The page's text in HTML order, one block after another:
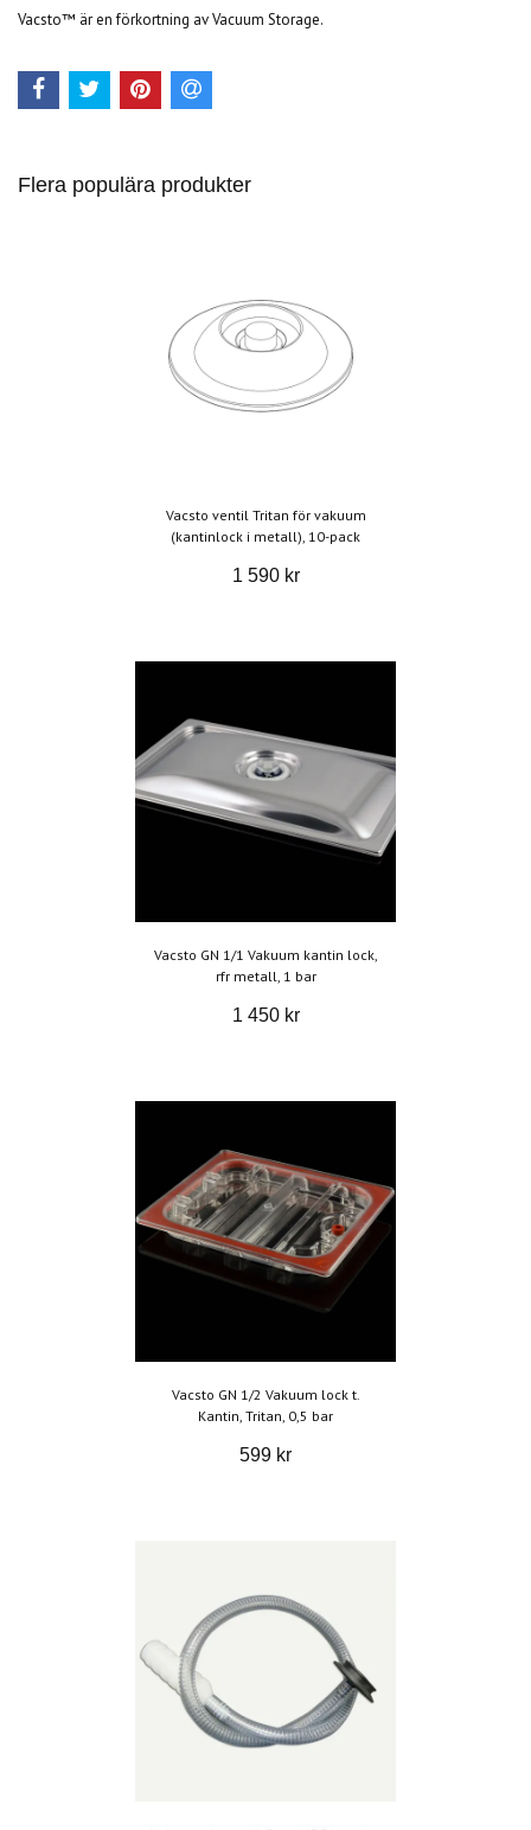
Vacsto™ är en förkortning av Vacuum Storage.
Flera populära produkter
Vacsto ventil Tritan för vakuum
(kantinlock i metall), 10-pack
1 590 kr
Vacsto GN 1/1 Vakuum kantin lock,
rfr metall, 1 bar
1 450 kr
Vacsto GN 1/2 Vakuum lock t.
Kantin, Tritan, 0,5 bar
599 kr